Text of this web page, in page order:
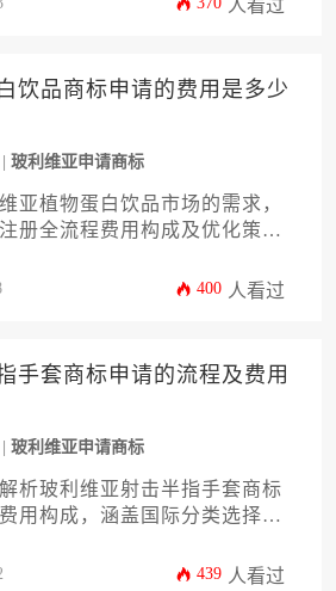
套完整、实用且能显著控制成
企业在开拓市场时最大化知识
人看过
饮品商标申请的费用是多少
玻利维亚申请商标
亚植物蛋白饮品市场的需求，
册全流程费用构成及优化策
供风险规避与时效管理方案，
400 人看过
手套商标申请的流程及费用
玻利维亚申请商标
析玻利维亚射击半指手套商标
用构成，涵盖国际分类选择、
体系的双轨路径，助力企业规
439 人看过